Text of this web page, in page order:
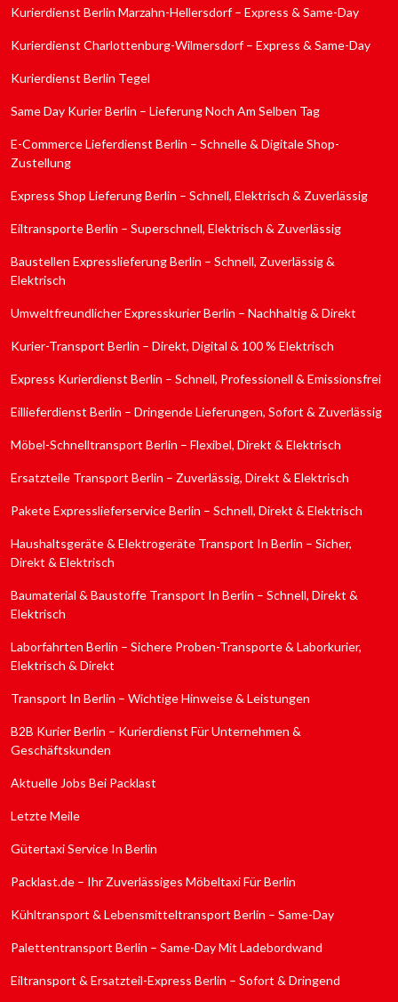
Kurierdienst Berlin Marzahn-Hellersdorf – Express & Same-Day
Kurierdienst Charlottenburg-Wilmersdorf – Express & Same-Day
Kurierdienst Berlin Tegel
Same Day Kurier Berlin – Lieferung Noch Am Selben Tag
E-Commerce Lieferdienst Berlin – Schnelle & Digitale Shop-
Zustellung
Express Shop Lieferung Berlin – Schnell, Elektrisch & Zuverlässig
Eiltransporte Berlin – Superschnell, Elektrisch & Zuverlässig
Baustellen Expresslieferung Berlin – Schnell, Zuverlässig &
Elektrisch
Umweltfreundlicher Expresskurier Berlin – Nachhaltig & Direkt
Kurier-Transport Berlin – Direkt, Digital & 100 % Elektrisch
Express Kurierdienst Berlin – Schnell, Professionell & Emissionsfrei
Eillieferdienst Berlin – Dringende Lieferungen, Sofort & Zuverlässig
Möbel-Schnelltransport Berlin – Flexibel, Direkt & Elektrisch
Ersatzteile Transport Berlin – Zuverlässig, Direkt & Elektrisch
Pakete Expresslieferservice Berlin – Schnell, Direkt & Elektrisch
Haushaltsgeräte & Elektrogeräte Transport In Berlin – Sicher,
Direkt & Elektrisch
Baumaterial & Baustoffe Transport In Berlin – Schnell, Direkt &
Elektrisch
Laborfahrten Berlin – Sichere Proben-Transporte & Laborkurier,
Elektrisch & Direkt
Transport In Berlin – Wichtige Hinweise & Leistungen
B2B Kurier Berlin – Kurierdienst Für Unternehmen &
Geschäftskunden
Aktuelle Jobs Bei Packlast
Letzte Meile
Gütertaxi Service In Berlin
Packlast.de – Ihr Zuverlässiges Möbeltaxi Für Berlin
Kühltransport & Lebensmitteltransport Berlin – Same-Day
Palettentransport Berlin – Same-Day Mit Ladebordwand
Eiltransport & Ersatzteil-Express Berlin – Sofort & Dringend